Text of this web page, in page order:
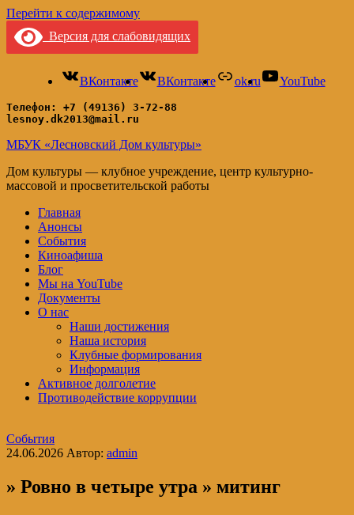
Перейти к содержимому
Версия для слабовидящих
ВКонтакте ВКонтакте ok.ru YouTube
Телефон: +7 (49136) 3-72-88
lesnoy.dk2013@mail.ru
МБУК «Лесновский Дом культуры»
Дом культуры — клубное учреждение, центр культурно-
массовой и просветительской работы
Главная
Анонсы
События
Киноафиша
Блог
Мы на YouTube
Документы
О нас
Наши достижения
Наша история
Клубные формирования
Информация
Активное долголетие
Противодействие коррупции
События
24.06.2026 Автор: admin
» Ровно в четыре утра » митинг